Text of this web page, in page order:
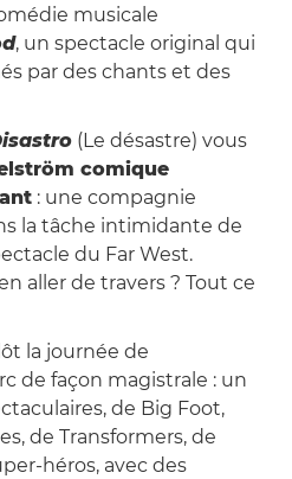
musicale
, un spectacle original qui
par des chants et des
(Le désastre) vous
comique
: une compagnie
la tâche intimidante de
du Far West.
aller de travers ? Tout ce
la journée de
de façon magistrale : un
de Big Foot,
de Transformers, de
héros, avec des